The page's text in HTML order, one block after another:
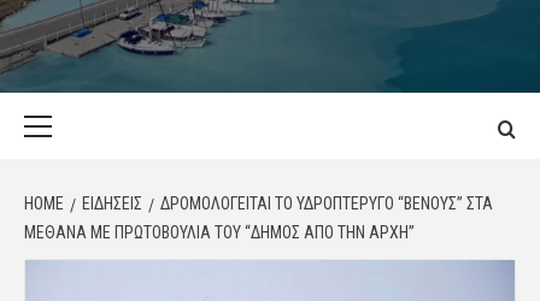
HOME ΕΙΔΗΣΕΙΣ
ΔΡΟΜΟΛΟΓΕΊΤΑΙ ΤΟ ΥΔΡΟΠΤΈΡΥΓΟ “ΒΈΝΟΥΣ” ΣΤΑ
ΜΈΘΑΝΑ ΜΕ ΠΡΩΤΟΒΟΥΛΊΑ ΤΟΥ “ΔΗΜΟΣ ΑΠΟ ΤΗΝ ΑΡΧΗ”